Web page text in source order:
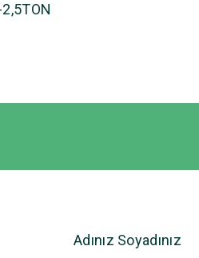
2,5TON
Adınız Soyadınız